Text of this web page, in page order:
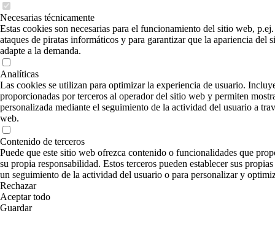
Necesarias técnicamente
Estas cookies son necesarias para el funcionamiento del sitio web,
ataques de piratas informáticos y para garantizar que la apariencia del
adapte a la demanda.
Analíticas
Las cookies se utilizan para optimizar la experiencia de usuario.
proporcionadas por terceros al operador del sitio web y permiten
personalizada mediante el seguimiento de la actividad del usuario a
web.
Contenido de terceros
Puede que este sitio web ofrezca contenido o funcionalidades que
su propia responsabilidad. Estos terceros pueden establecer sus
un seguimiento de la actividad del usuario o para personalizar y
Rechazar
Aceptar todo
Guardar